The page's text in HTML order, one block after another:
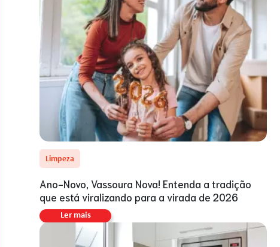
Limpeza
Ano-Novo, Vassoura Nova! Entenda a tradição
que está viralizando para a virada de 2026
Ler mais